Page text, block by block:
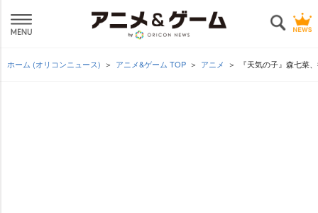
ホーム (オリコンニュース) アニメ&ゲーム TOP アニメ 『天気の子』森七菜